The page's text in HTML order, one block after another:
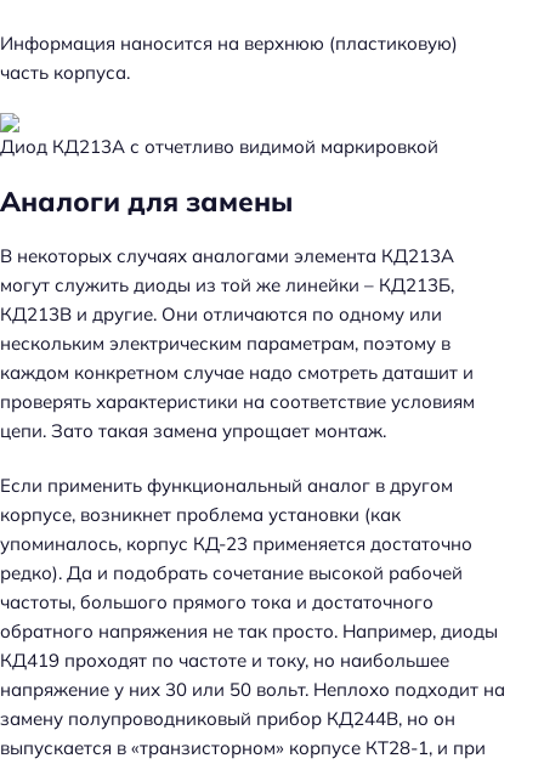
Информация наносится на верхнюю (пластиковую)
часть корпуса.
Диод КД213А с отчетливо видимой маркировкой
Аналоги для замены
В некоторых случаях аналогами элемента КД213А
могут служить диоды из той же линейки – КД213Б,
КД213В и другие. Они отличаются по одному или
нескольким электрическим параметрам, поэтому в
каждом конкретном случае надо смотреть даташит и
проверять характеристики на соответствие условиям
цепи. Зато такая замена упрощает монтаж.
Если применить функциональный аналог в другом
корпусе, возникнет проблема установки (как
упоминалось, корпус КД-23 применяется достаточно
редко). Да и подобрать сочетание высокой рабочей
частоты, большого прямого тока и достаточного
обратного напряжения не так просто. Например, диоды
КД419 проходят по частоте и току, но наибольшее
напряжение у них 30 или 50 вольт. Неплохо подходит на
замену полупроводниковый прибор КД244В, но он
выпускается в «транзисторном» корпусе КТ28-1, и при
а
й
и